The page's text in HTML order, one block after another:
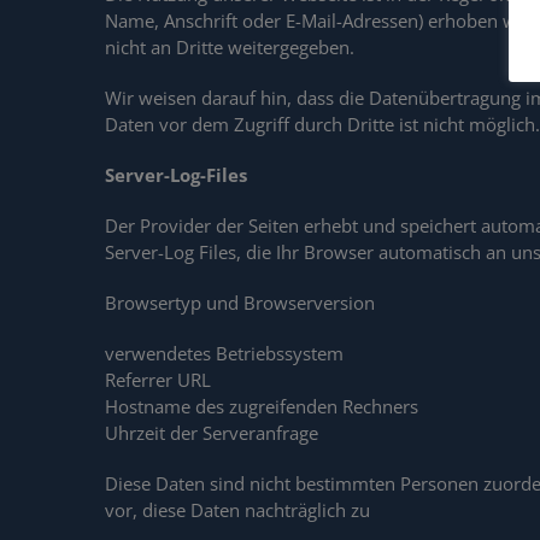
Name, Anschrift oder E-Mail-Adressen) erhoben
nicht an Dritte weitergegeben.
Wir weisen darauf hin, dass die Datenübertragung
Daten vor dem Zugriff durch Dritte ist nicht möglich.
Server-Log-Files
Der Provider der Seiten erhebt und speichert
Server-Log Files, die Ihr Browser automatisch an
Browsertyp und Browserversion
verwendetes Betriebssystem
Referrer URL
Hostname des zugreifenden Rechners
Uhrzeit der Serveranfrage
Diese Daten sind nicht bestimmten Personen
vor, diese Daten nachträglich zu